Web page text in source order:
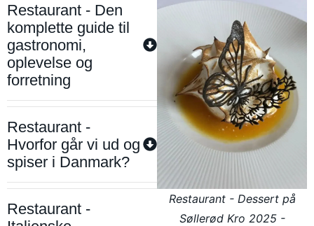
Restaurant - Den
komplette guide til
gastronomi,
oplevelse og
forretning
Restaurant -
Hvorfor går vi ud og
spiser i Danmark?
Restaurant -
Restaurant - Dessert på
Søllerød Kro 2025 -